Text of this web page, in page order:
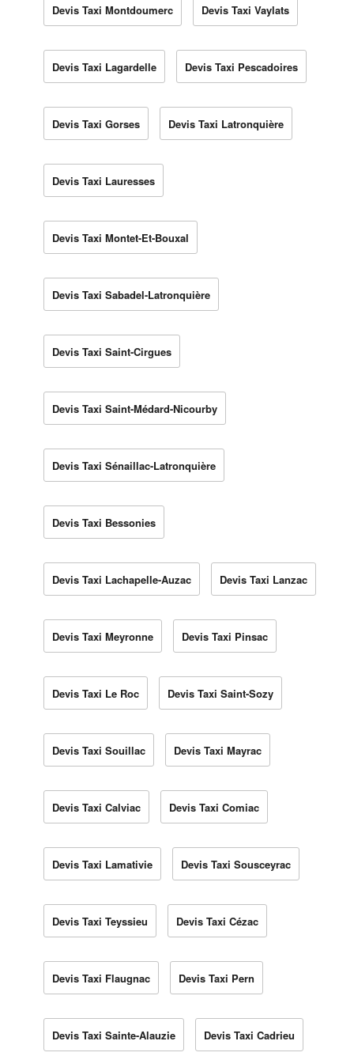
Devis Taxi Montdoumerc Devis Taxi Vaylats
Devis Taxi Lagardelle Devis Taxi Pescadoires
Devis Taxi Gorses Devis Taxi Latronquière
Devis Taxi Lauresses
Devis Taxi Montet-Et-Bouxal
Devis Taxi Sabadel-Latronquière
Devis Taxi Saint-Cirgues
Devis Taxi Saint-Médard-Nicourby
Devis Taxi Sénaillac-Latronquière
Devis Taxi Bessonies
Devis Taxi Lachapelle-Auzac Devis Taxi Lanzac
Devis Taxi Meyronne Devis Taxi Pinsac
Devis Taxi Le Roc Devis Taxi Saint-Sozy
Devis Taxi Souillac Devis Taxi Mayrac
Devis Taxi Calviac Devis Taxi Comiac
Devis Taxi Lamativie Devis Taxi Sousceyrac
Devis Taxi Teyssieu Devis Taxi Cézac
Devis Taxi Flaugnac Devis Taxi Pern
Devis Taxi Sainte-Alauzie Devis Taxi Cadrieu